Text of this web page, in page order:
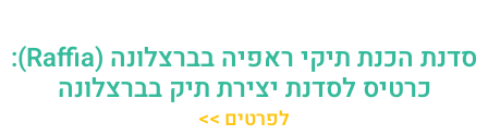
סדנת הכנת תיקי ראפיה בברצלונה (Raffia):
כרטיס לסדנת יצירת תיק בברצלונה
לפרטים >>